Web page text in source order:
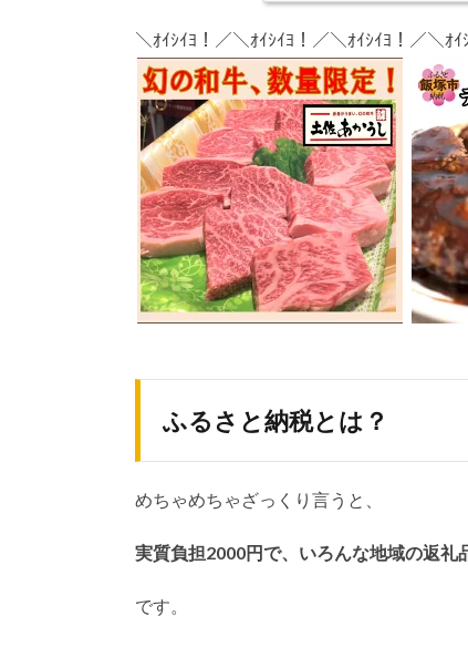
＼ｵｲｼｲﾖ！／＼ｵｲｼｲﾖ！／＼ｵｲｼｲﾖ！／＼ｵ
ふるさと納税とは？
めちゃめちゃざっくり言うと、
実質負担2000円で、いろんな地域の返礼
です。